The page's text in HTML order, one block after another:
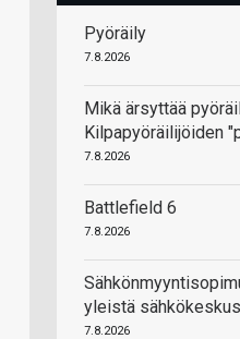
Pyöräily
7.8.2026
Mikä ärsyttää
Kilpapyöräilijöiden
7.8.2026
Battlefield 6
7.8.2026
yleistä
7.8.2026